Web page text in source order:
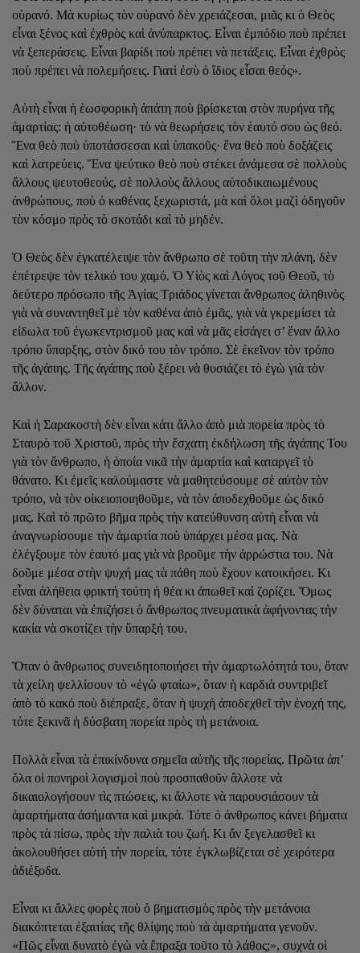
οὐρανό. Μὰ κυρίως τὸν οὐρανό δὲν χρειάζεσαι, μιᾶς κι ὁ Θεὸς
εἶναι ξένος καὶ ἐχθρὸς καὶ ἀνύπαρκτος. Εἶναι ἐμπόδιο ποὺ πρέπει
νὰ ξεπεράσεις. Εἶναι βαρίδι ποὺ πρέπει νὰ πετάξεις. Εἶναι ἐχθρὸς
ποὺ πρέπει νὰ πολεμήσεις. Γιατὶ ἐσὺ ὁ ἴδιος εἶσαι θεός».
Αὐτὴ εἶναι ἡ ἑωσφορικὴ ἀπάτη ποὺ βρίσκεται στὸν πυρήνα τῆς
ἁμαρτίας: ἡ αὐτοθέωση· τὸ νὰ θεωρήσεις τὸν ἑαυτό σου ὡς θεό.
Ἕνα θεὸ ποὺ ὑποτάσσεσαι καὶ ὑπακοῦς· ἕνα θεὸ ποὺ δοξάζεις
καὶ λατρεύεις. Ἕνα ψεύτικο θεὸ ποὺ στέκει ἀνάμεσα σὲ πολλοὺς
ἄλλους ψευτοθεούς, σὲ πολλοὺς ἄλλους αὐτοδικαιωμένους
ἀνθρώπους, ποὺ ὁ καθένας ξεχωριστά, μὰ καὶ ὅλοι μαζὶ ὁδηγοῦν
τὸν κόσμο πρὸς τὸ σκοτάδι καὶ τὸ μηδέν.
Ὁ Θεὸς δὲν ἐγκατέλειψε τὸν ἄνθρωπο σὲ τοῦτη τὴν πλάνη, δὲν
ἐπέτρεψε τὸν τελικό του χαμό. Ὁ Υἱὸς καὶ Λόγος τοῦ Θεοῦ, τὸ
δεύτερο πρόσωπο τῆς Ἁγίας Τριάδος γίνεται ἄνθρωπος ἀληθινὸς
γιὰ νὰ συναντηθεῖ μὲ τὸν καθένα ἀπὸ ἐμᾶς, γιὰ νὰ γκρεμίσει τὰ
εἰδωλα τοῦ ἐγωκεντρισμοῦ μας καὶ νὰ μᾶς εἰσάγει σ’ ἕναν ἄλλο
τρόπο ὕπαρξης, στὸν δικό του τὸν τρόπο. Σὲ ἐκεῖνον τὸν τρόπο
τῆς ἀγάπης. Τῆς ἀγάπης ποὺ ξέρει νὰ θυσιάζει τὸ ἐγὼ γιὰ τὸν
ἄλλον.
Καὶ ἡ Σαρακοστὴ δὲν εἶναι κάτι ἄλλο ἀπὸ μιὰ πορεία πρὸς τὸ
Σταυρὸ τοῦ Χριστοῦ, πρὸς τὴν ἔσχατη ἐκδήλωση τῆς ἀγάπης Του
γιὰ τὸν ἄνθρωπο, ἡ ὁποία νικᾶ τὴν ἁμαρτία καὶ καταργεῖ τὸ
θάνατο. Κι ἐμεῖς καλούμαστε νὰ μαθητεύσουμε σὲ αὐτὸν τὸν
τρόπο, νὰ τὸν οἰκειοποιηθοῦμε, νὰ τὸν ἀποδεχθοῦμε ὡς δικό
μας. Καὶ τὸ πρῶτο βῆμα πρὸς τὴν κατεύθυνση αὐτὴ εἶναι νὰ
ἀναγνωρίσουμε τὴν ἁμαρτία ποὺ ὑπάρχει μέσα μας. Νὰ
ἐλέγξουμε τὸν ἑαυτό μας γιὰ νὰ βροῦμε τὴν ἀρρώστια του. Νὰ
δοῦμε μέσα στὴν ψυχή μας τὰ πάθη ποὺ ἔχουν κατοικήσει. Κι
εἶναι ἀλήθεια φρικτή τούτη ἡ θέα κι ἀπωθεῖ καὶ ζορίζει. Ὅμως
δὲν δύναται νὰ ἐπιζήσει ὁ ἄνθρωπος πνευματικὰ ἀφήνοντας τὴν
κακία νὰ σκοτίζει τὴν ὕπαρξή του.
Ὅταν ὁ ἄνθρωπος συνειδητοποιήσει τὴν ἁμαρτωλότητά του, ὅταν
τὰ χείλη ψελλίσουν τὸ «ἐγὼ φταίω», ὅταν ἡ καρδιὰ συντριβεῖ
ἀπὸ τὸ κακό ποὺ διέπραξε, ὅταν ἡ ψυχὴ ἀποδεχθεῖ τὴν ἐνοχή της,
τότε ξεκινᾶ ἡ δύσβατη πορεία πρὸς τὴ μετάνοια.
Πολλὰ εἶναι τὰ ἐπικίνδυνα σημεῖα αὐτῆς τῆς πορείας. Πρῶτα ἀπ’
ὅλα οἱ πονηροὶ λογισμοὶ ποὺ προσπαθοῦν ἄλλοτε νὰ
δικαιολογήσουν τὶς πτώσεις, κι ἄλλοτε νὰ παρουσιάσουν τὰ
ἁμαρτήματα ἀσήμαντα καὶ μικρὰ. Τότε ὁ ἀνθρωπος κάνει βήματα
πρὸς τὰ πίσω, πρὸς τὴν παλιὰ του ζωή. Κι ἄν ξεγελασθεῖ κι
ἀκολουθήσει αὐτὴ τὴν πορεία, τότε ἐγκλωβίζεται σὲ χειρότερα
ἀδιέξοδα.
Εἶναι κι ἄλλες φορὲς ποὺ ὁ βηματισμὸς πρὸς τὴν μετάνοια
διακόπτεται ἐξαιτίας τῆς θλίψης ποὺ τὰ ἁμαρτήματα γενοῦν.
«Πῶς εἶναι δυνατὸ ἐγὼ νὰ ἔπραξα τοῦτο τὸ λάθος;», συχνὰ οἱ